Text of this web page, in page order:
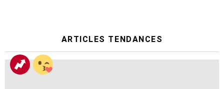
ARTICLES TENDANCES